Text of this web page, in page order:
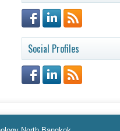
Social Profiles